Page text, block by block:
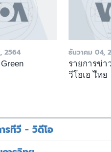
2564 ธันวาคม 04,
รายการข่า
วีโอเอ ไืทย
รทีวี - วิดีโอ